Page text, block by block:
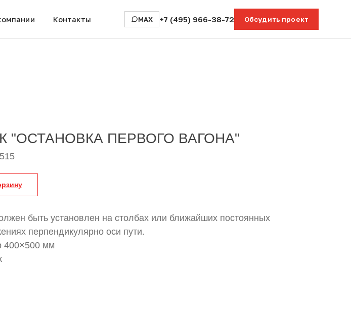
Контакты MAX +7 (495) 966-38-72 Обсудить проект
"ОСТАНОВКА ПЕРВОГО ВАГОНА"
быть установлен на столбах или ближайших постоянных
перпендикулярно оси пути.
400×500 мм